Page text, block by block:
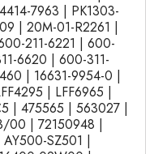
7963 | PK1303-
| 20M-01-R2261 |
211-6221 | 600-
6620 | 600-311-
| 16631-9954-0 |
| LFF6965 |
| 475565 | 563027 |
00 | 72150948 |
SZ501 |